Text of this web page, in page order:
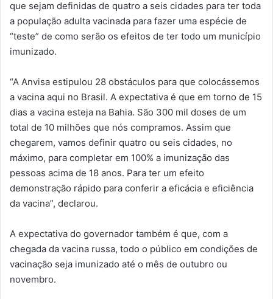
que sejam definidas de quatro a seis cidades para ter toda
a população adulta vacinada para fazer uma espécie de
“teste” de como serão os efeitos de ter todo um município
imunizado.
“A Anvisa estipulou 28 obstáculos para que colocássemos
a vacina aqui no Brasil. A expectativa é que em torno de 15
dias a vacina esteja na Bahia. São 300 mil doses de um
total de 10 milhões que nós compramos. Assim que
chegarem, vamos definir quatro ou seis cidades, no
máximo, para completar em 100% a imunização das
pessoas acima de 18 anos. Para ter um efeito
demonstração rápido para conferir a eficácia e eficiência
da vacina”, declarou.
A expectativa do governador também é que, com a
chegada da vacina russa, todo o público em condições de
vacinação seja imunizado até o mês de outubro ou
novembro.